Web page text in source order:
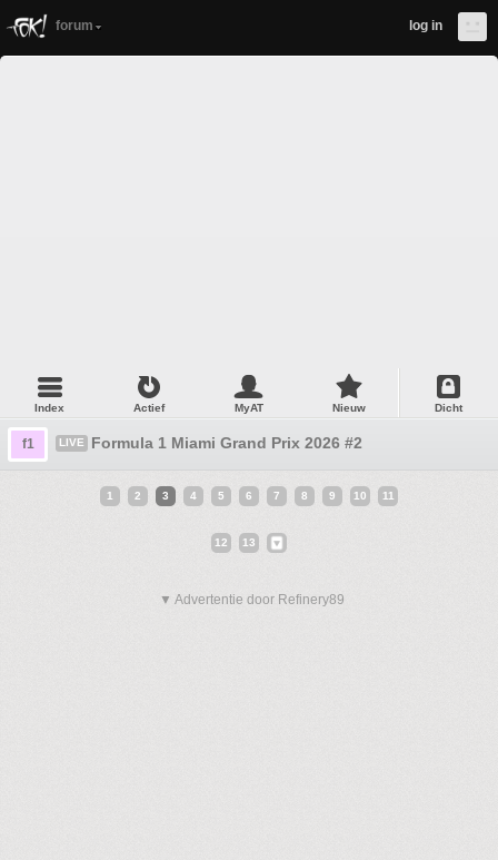
forum log in
Index Actief MyAT Nieuw Dicht
f1 LIVE Formula 1 Miami Grand Prix 2026 #2
1 2 3 4 5 6 7 8 9 10 11
12 13
▼ Advertentie door Refinery89